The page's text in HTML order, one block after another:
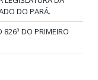
DO PARÁ.
826ª DO PRIMEIRO